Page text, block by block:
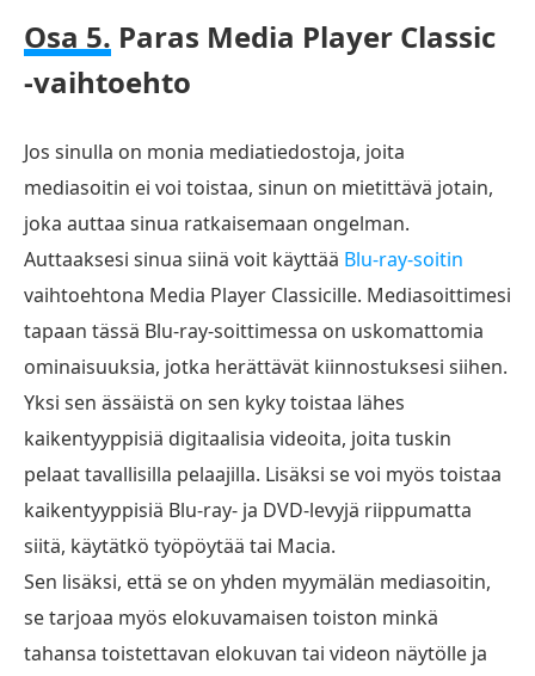
Osa 5. Paras Media Player Classic
-vaihtoehto
Jos sinulla on monia mediatiedostoja, joita
mediasoitin ei voi toistaa, sinun on mietittävä jotain,
joka auttaa sinua ratkaisemaan ongelman.
Auttaaksesi sinua siinä voit käyttää Blu-ray-soitin
vaihtoehtona Media Player Classicille. Mediasoittimesi
tapaan tässä Blu-ray-soittimessa on uskomattomia
ominaisuuksia, jotka herättävät kiinnostuksesi siihen.
Yksi sen ässäistä on sen kyky toistaa lähes
kaikentyyppisiä digitaalisia videoita, joita tuskin
pelaat tavallisilla pelaajilla. Lisäksi se voi myös toistaa
kaikentyyppisiä Blu-ray- ja DVD-levyjä riippumatta
siitä, käytätkö työpöytää tai Macia.
Sen lisäksi, että se on yhden myymälän mediasoitin,
se tarjoaa myös elokuvamaisen toiston minkä
tahansa toistettavan elokuvan tai videon näytölle ja